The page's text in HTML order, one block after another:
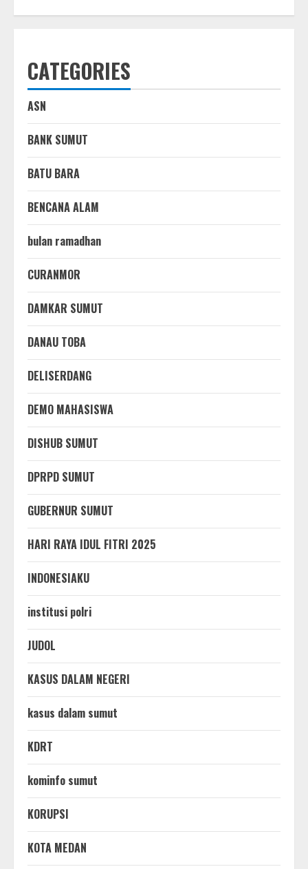
CATEGORIES
ASN
BANK SUMUT
BATU BARA
BENCANA ALAM
bulan ramadhan
CURANMOR
DAMKAR SUMUT
DANAU TOBA
DELISERDANG
DEMO MAHASISWA
DISHUB SUMUT
DPRPD SUMUT
GUBERNUR SUMUT
HARI RAYA IDUL FITRI 2025
INDONESIAKU
institusi polri
JUDOL
KASUS DALAM NEGERI
kasus dalam sumut
KDRT
kominfo sumut
KORUPSI
KOTA MEDAN